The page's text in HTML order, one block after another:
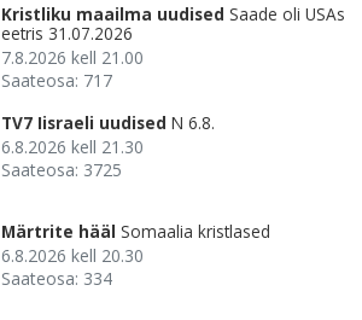
Kristliku maailma uudised Saade oli USAs
eetris 31.07.2026
7.8.2026 kell 21.00
Saateosa: 717
TV7 Iisraeli uudised N 6.8.
6.8.2026 kell 21.30
Saateosa: 3725
Märtrite hääl Somaalia kristlased
6.8.2026 kell 20.30
Saateosa: 334